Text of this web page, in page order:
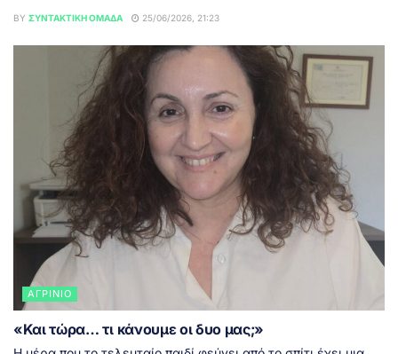
BY ΣΥΝΤΑΚΤΙΚΉ ΟΜΆΔΑ 25/06/2026, 21:23
ΑΓΡΊΝΙΟ
«Και τώρα… τι κάνουμε οι δυο μας;»